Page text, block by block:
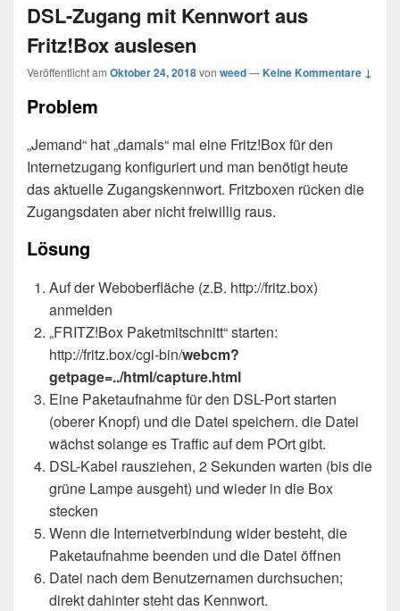
DSL-Zugang mit Kennwort aus
Fritz!Box auslesen
Veröffentlicht am Oktober 24, 2018von weed—Keine Kommentare ↓
Problem
„Jemand“ hat „damals“ mal eine Fritz!Box für den
Internetzugang konfiguriert und man benötigt heute
das aktuelle Zugangskennwort. Fritzboxen rücken die
Zugangsdaten aber nicht freiwillig raus.
Lösung
Auf der Weboberfläche (z.B. http://fritz.box)
anmelden
„FRITZ!Box Paketmitschnitt“ starten:
http://fritz.box/cgi-bin/webcm?
getpage=../html/capture.html
Eine Paketaufnahme für den DSL-Port starten
(oberer Knopf) und die Datei speichern. die Datei
wächst solange es Traffic auf dem POrt gibt.
DSL-Kabel rausziehen, 2 Sekunden warten (bis die
grüne Lampe ausgeht) und wieder in die Box
stecken
Wenn die Internetverbindung wider besteht, die
Paketaufnahme beenden und die Datei öffnen
Datei nach dem Benutzernamen durchsuchen;
direkt dahinter steht das Kennwort.